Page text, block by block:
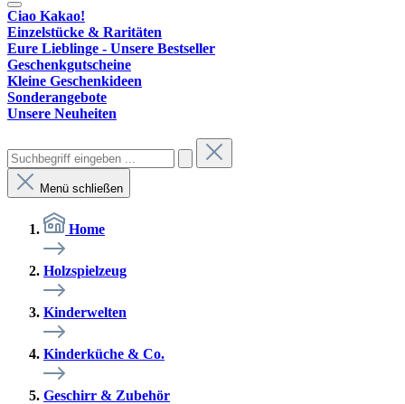
Ciao Kakao!
Einzelstücke & Raritäten
Eure Lieblinge - Unsere Bestseller
Geschenkgutscheine
Kleine Geschenkideen
Sonderangebote
Unsere Neuheiten
Menü schließen
Home
Holzspielzeug
Kinderwelten
Kinderküche & Co.
Geschirr & Zubehör